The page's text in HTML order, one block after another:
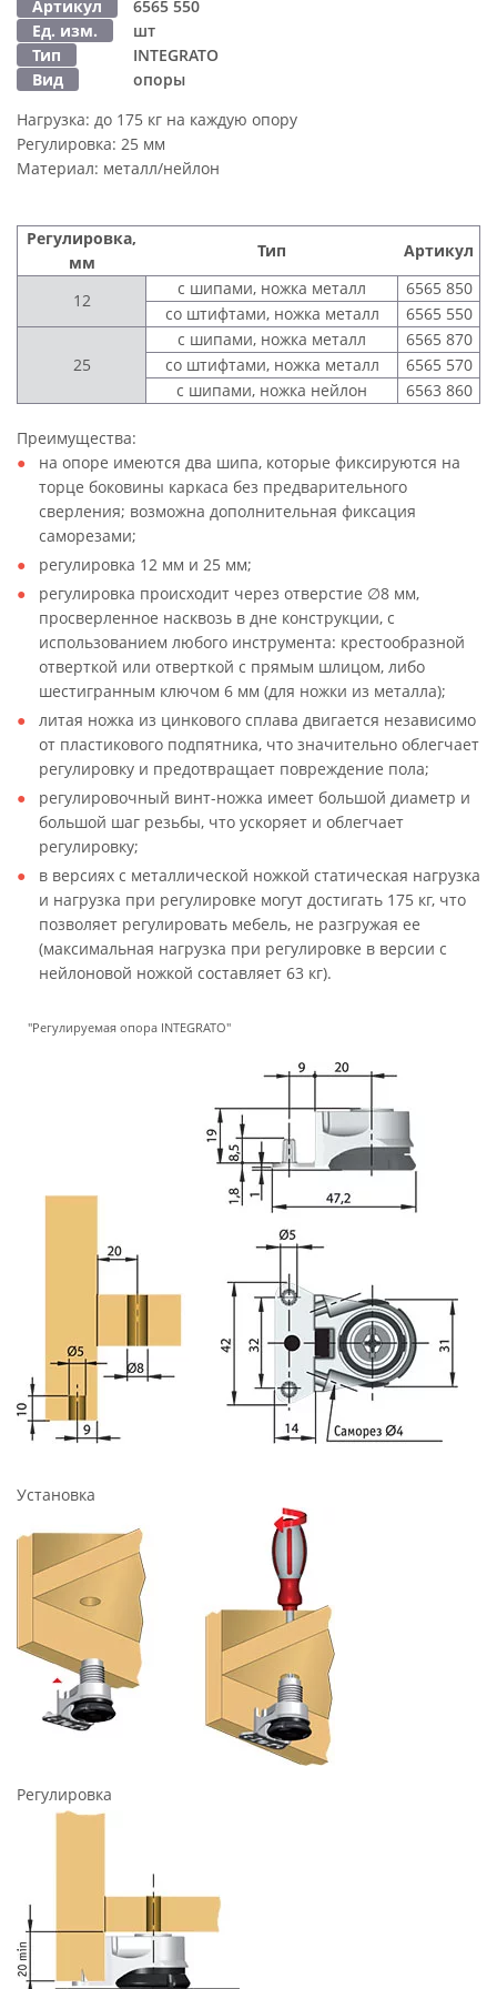
Артикул
6565 550
Ед. изм.
шт
Тип
INTEGRATO
Вид
опоры
Нагрузка: до 175 кг на каждую опору
Регулировка: 25 мм
Материал: металл/нейлон
Регулировка,
мм
Тип Артикул
12
с шипами, ножка металл
6565 850
со штифтами, ножка металл
6565 550
25
с шипами, ножка металл
6565 870
со штифтами, ножка металл
6565 570
с шипами, ножка нейлон
6563 860
Преимущества:
на опоре имеются два шипа, которые фиксируются на
торце боковины каркаса без предварительного
сверления; возможна дополнительная фиксация
саморезами;
регулировка 12 мм и 25 мм;
регулировка происходит через отверстие ∅8 мм,
просверленное насквозь в дне конструкции, с
использованием любого инструмента: крестообразной
отверткой или отверткой с прямым шлицом, либо
шестигранным ключом 6 мм (для ножки из металла);
литая ножка из цинкового сплава двигается независимо
от пластикового подпятника, что значительно облегчает
регулировку и предотвращает повреждение пола;
регулировочный винт-ножка имеет большой диаметр и
большой шаг резьбы, что ускоряет и облегчает
регулировку;
в версиях с металлической ножкой статическая нагрузка
и нагрузка при регулировке могут достигать 175 кг, что
позволяет регулировать мебель, не разгружая ее
(максимальная нагрузка при регулировке в версии с
нейлоновой ножкой составляет 63 кг).
"Регулируемая опора INTEGRATO"
Установка
Регулировка